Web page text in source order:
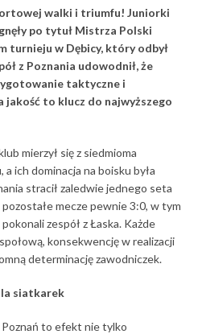
walki i triumfu! Juniorki
po tytuł Mistrza Polski
turnieju w Dębicy, który odbył
z Poznania udowodnił, że
taktyczne i
to klucz do najwyższego
mierzył się z siedmioma
ich dominacja na boisku była
stracił zaledwie jednego seta
mecze pewnie 3:0, w tym
zespół z Łaska. Każde
konsekwencję w realizacji
determinację zawodniczek.
siatkarek
to efekt nie tylko